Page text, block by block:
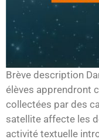
Brève description
élèves apprendront
collectées par des
satellite affecte les
activité textuelle